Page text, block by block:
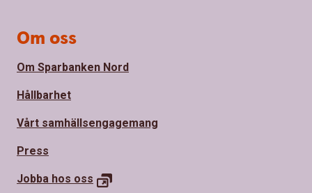
Om oss
Om Sparbanken Nord
Hållbarhet
Vårt samhällsengagemang
Press
Jobba hos oss